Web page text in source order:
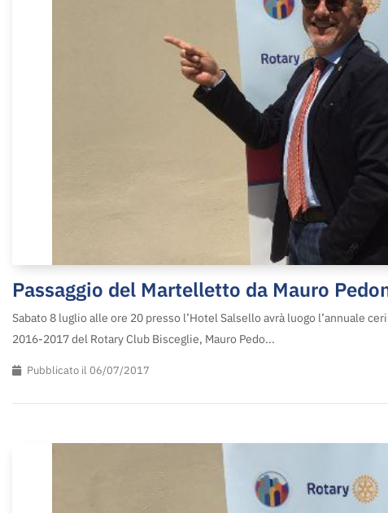
Passaggio del Martelletto da Mauro
Sabato 8 luglio alle ore 20 presso l’Hotel Salsello avrà luogo l’annuale
2016-2017 del Rotary Club Bisceglie, Mauro Pedo...
Pubblicato il 06/07/2017